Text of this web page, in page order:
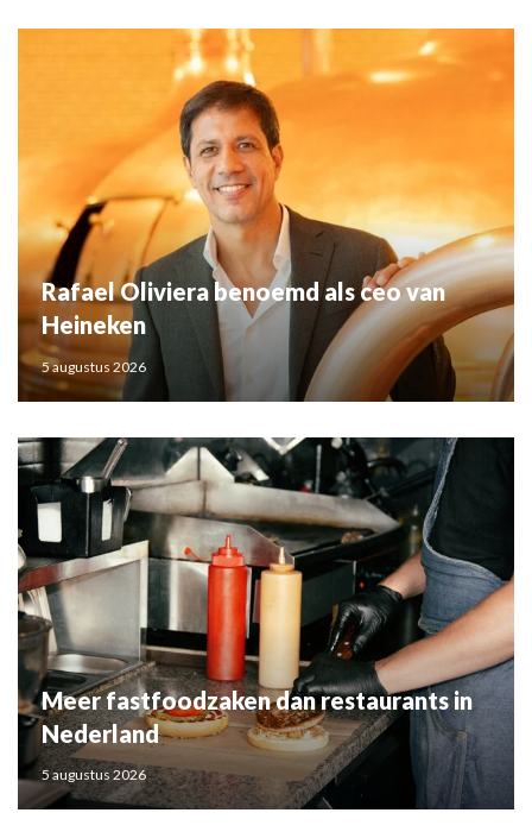
Rafael Oliviera benoemd als ceo van
Heineken
5 augustus 2026
Meer fastfoodzaken dan restaurants in
Nederland
5 augustus 2026